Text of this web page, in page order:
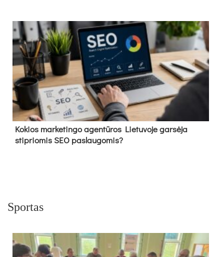
Kokios marketingo agentūros Lietuvoje garsėja
stipriomis SEO paslaugomis?
Sportas